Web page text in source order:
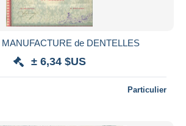
MANUFACTURE de DENTELLES
± 6,34 $US
Particulier